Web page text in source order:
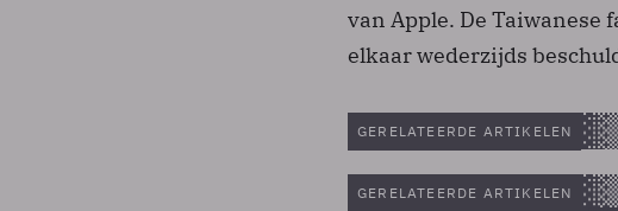
van Apple. De Taiwanese
elkaar wederzijds
GERELATEERDE ARTIKELEN
GERELATEERDE ARTIKELEN